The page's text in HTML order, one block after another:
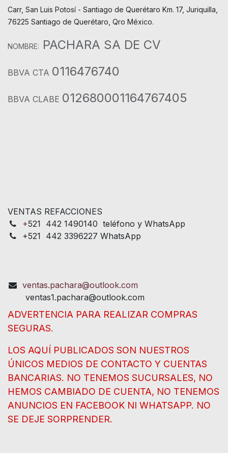
Carr, San Luis Potosí - Santiago de Querétaro Km. 17, Juriquilla,
76225 Santiago de Querétaro, Qro México.
NOMBRE: PACHARA SA DE CV
BBVA CTA 0116476740
BBVA CLABE 012680001164767405
VENTAS REFACCIONES
+521 442 1490140 teléfono y WhatsApp
+521 442 3396227 WhatsApp
ventas.pachara@outlook.com
ventas1.pachara@outlook.com
ADVERTENCIA PARA REALIZAR COMPRAS
SEGURAS.
LOS AQUÍ PUBLICADOS SON NUESTROS
ÚNICOS MEDIOS DE CONTACTO Y CUENTAS
BANCARIAS. NO TENEMOS SUCURSALES, NO
HEMOS CAMBIADO DE CUENTA, NO TENEMOS
ANUNCIOS EN FACEBOOK NI WHATSAPP. NO
SE DEJE SORPRENDER.